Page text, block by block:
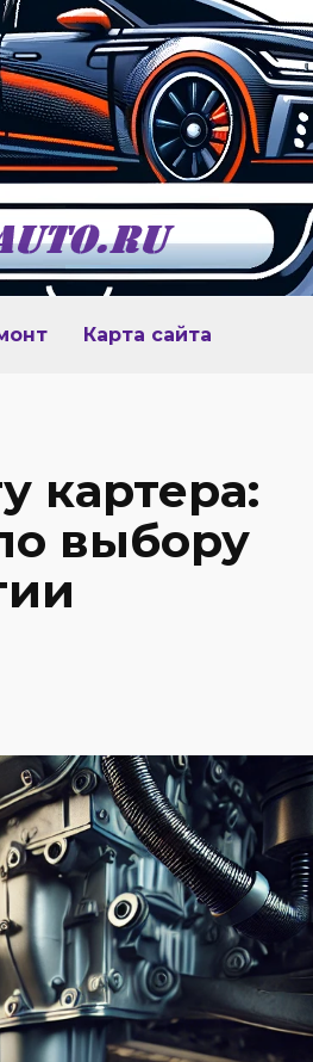
Карта сайта
картера:
выбору